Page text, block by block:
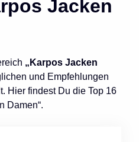
Jacken
„Karpos Jacken
und Empfehlungen
Hier findest Du die Top 16
Damen“.